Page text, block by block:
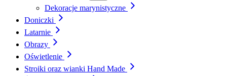
Dekoracje marynistyczne
Doniczki
Latarnie
Obrazy
Oświetlenie
Stroiki oraz wianki Hand Made